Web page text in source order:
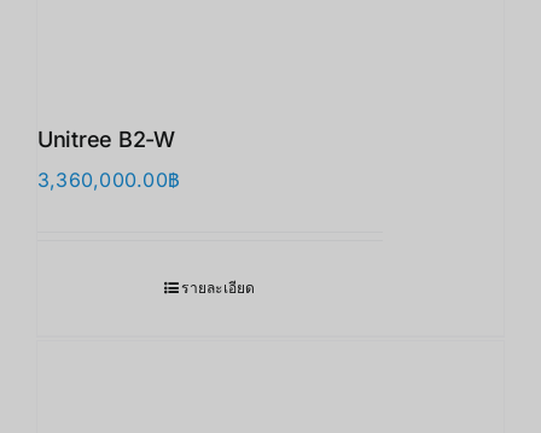
Unitree B2-W
3,360,000.00฿
รายละเอียด